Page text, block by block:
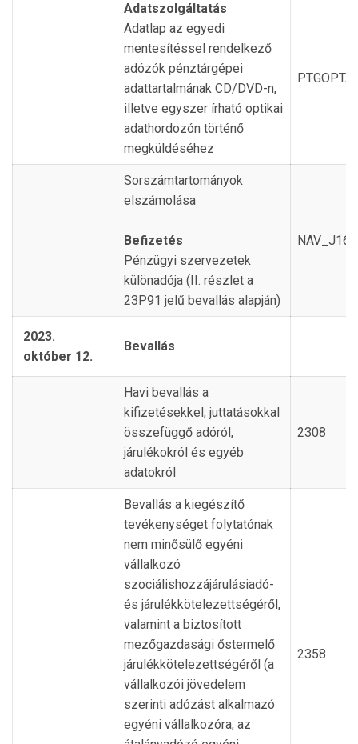
Adatszolgáltatás
Adatlap az egyedi
mentesítéssel rendelkező
adózók pénztárgépei
adattartalmának CD/DVD-n,
illetve egyszer írható optikai
adathordozón történő
megküldéséhez
PTGOPTA
Sorszámtartományok
elszámolása
Befizetés
Pénzügyi szervezetek
különadója (II. részlet a
23P91 jelű bevallás alapján)
NAV_J16
2023.
október 12.
Bevallás
Havi bevallás a
kifizetésekkel, juttatásokkal
összefüggő adóról,
járulékokról és egyéb
adatokról
2308
Bevallás a kiegészítő
tevékenységet folytatónak
nem minősülő egyéni
vállalkozó
szociálishozzájárulásiadó-
és járulékkötelezettségéről,
valamint a biztosított
mezőgazdasági őstermelő
járulékkötelezettségéről (a
vállalkozói jövedelem
szerinti adózást alkalmazó
egyéni vállalkozóra, az
2358